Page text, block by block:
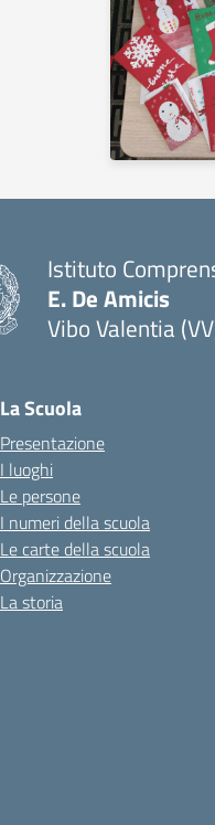
Istituto
E. De Amicis
Vibo Valentia
La Scuola
Presentazione
I luoghi
Le persone
I numeri della scuola
Le carte della scuola
Organizzazione
La storia